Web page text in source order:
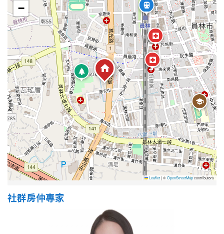
格局
不拘
1房
2房 3房
4房 5房以上
屋齡
不拘
5 年以下
5-10 年 10-20 年
20-30 年
−
Leaflet|©OpenStreetMapcontributors
社群房仲專家